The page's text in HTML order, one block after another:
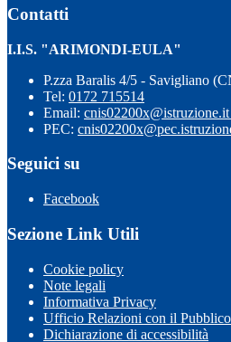
Contatti
I.I.S. "ARIMONDI-EULA"
P.zza Baralis 4/5 - Savigliano
Tel: 0172 715514
Email: cnis02200x@istruzione.it
PEC:
Seguici su
Facebook
Sezione Link Utili
Cookie policy
Note legali
Informativa Privacy
Ufficio Relazioni con il Pubblico
Dichiarazione di accessibilità